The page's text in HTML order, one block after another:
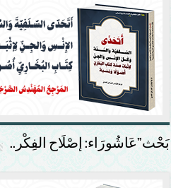
بَحْث”عَاشُورَاء: إصْلَاح الفِكْر..